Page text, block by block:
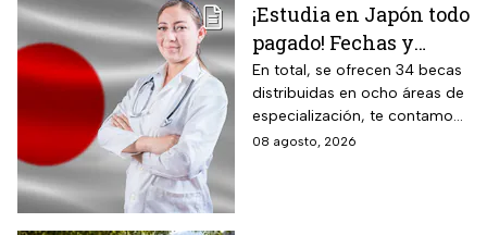
¡Estudia en Japón todo
pagado! Fechas y
requisitos de la
convocatoria para
becas de estancias en
2026
En total, se ofrecen 34 becas
distribuidas en ocho áreas de
especialización, te contamos
todos los detalles.
08 agosto, 2026